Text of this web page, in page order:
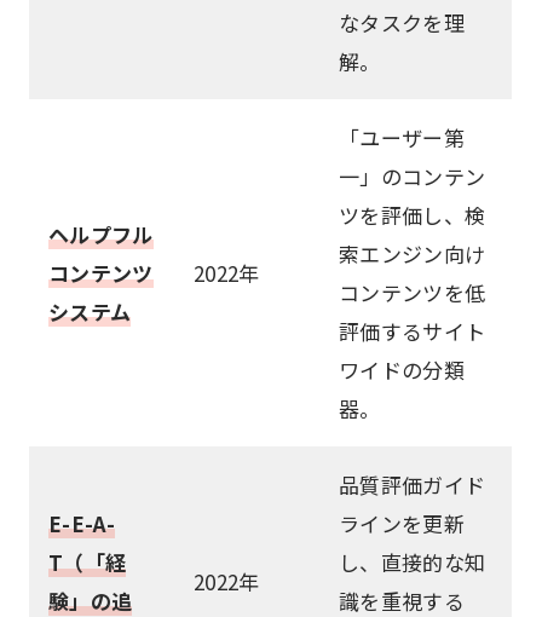
なタスクを理
解。
ヘルプフル
コンテンツ
システム
2022年
「ユーザー第
一」のコンテン
ツを評価し、検
索エンジン向け
コンテンツを低
評価するサイト
ワイドの分類
器。
E-E-A-
T（「経
験」の追
2022年
品質評価ガイド
ラインを更新
し、直接的な知
識を重視する